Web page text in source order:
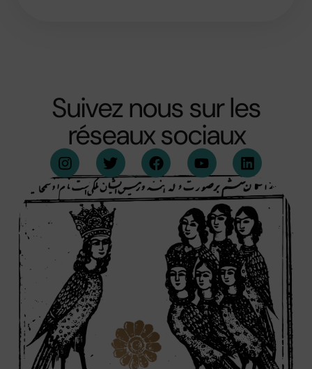
Suivez nous sur les
réseaux sociaux